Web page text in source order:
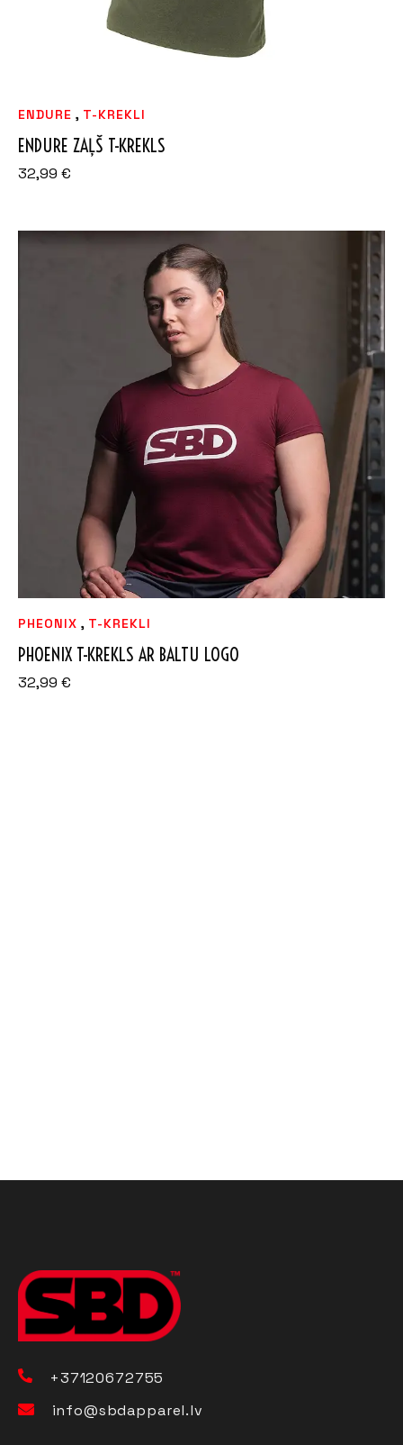
ENDURE , T-KREKLI
ENDURE ZAĻŠ T-KREKLS
32,99 €
PHEONIX , T-KREKLI
PHOENIX T-KREKLS AR BALTU LOGO
32,99 €
+37120672755
info@sbdapparel.lv